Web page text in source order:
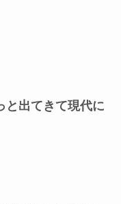
と出てきて現代に